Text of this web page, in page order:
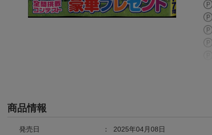
商品情報
発売日 ： 2025年04月08日